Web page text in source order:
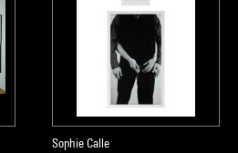
Sophie Calle